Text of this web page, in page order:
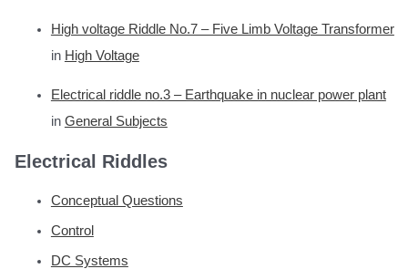
High voltage Riddle No.7 – Five Limb Voltage Transformer
in High Voltage
Electrical riddle no.3 – Earthquake in nuclear power plant
in General Subjects
Electrical Riddles
Conceptual Questions
Control
DC Systems